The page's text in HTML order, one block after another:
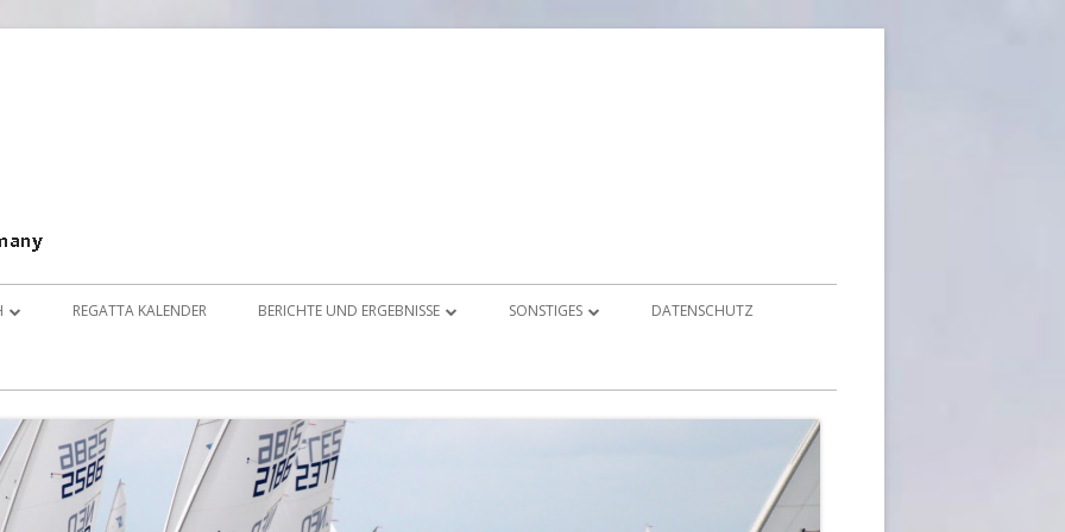
& FOTOS
REGATTA KALENDER BERICHTE UND ERGEBNISSE
2016
2015
SONSTIGES DATENSCHUTZ